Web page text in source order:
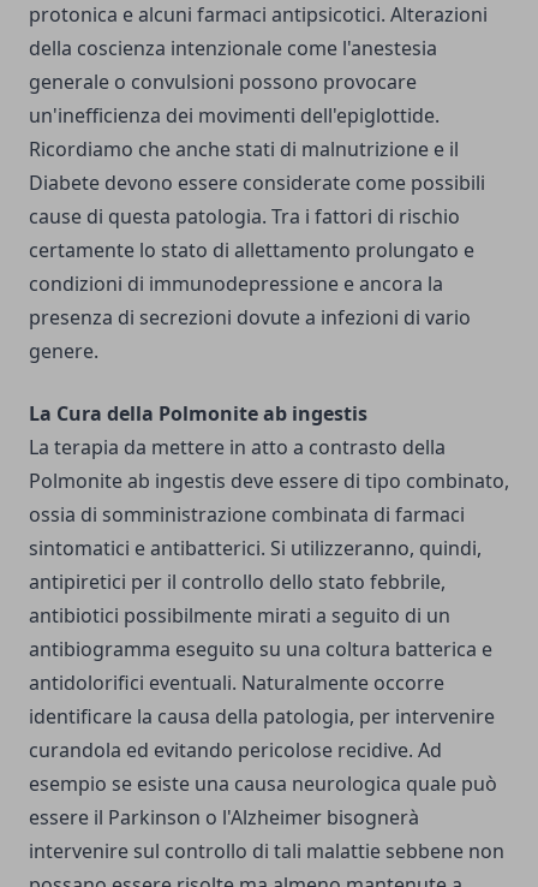
protonica e alcuni farmaci antipsicotici. Alterazioni
della coscienza intenzionale come l'anestesia
generale o convulsioni possono provocare
un'inefficienza dei movimenti dell'epiglottide.
Ricordiamo che anche stati di malnutrizione e il
Diabete devono essere considerate come possibili
cause di questa patologia. Tra i fattori di rischio
certamente lo stato di allettamento prolungato e
condizioni di immunodepressione e ancora la
presenza di secrezioni dovute a infezioni di vario
genere.
La Cura della Polmonite ab ingestis
La terapia da mettere in atto a contrasto della
Polmonite ab ingestis deve essere di tipo combinato,
ossia di somministrazione combinata di farmaci
sintomatici e antibatterici. Si utilizzeranno, quindi,
antipiretici per il controllo dello stato febbrile,
antibiotici possibilmente mirati a seguito di un
antibiogramma eseguito su una coltura batterica e
antidolorifici eventuali. Naturalmente occorre
identificare la causa della patologia, per intervenire
curandola ed evitando pericolose recidive. Ad
esempio se esiste una causa neurologica quale può
essere il Parkinson o l'Alzheimer bisognerà
intervenire sul controllo di tali malattie sebbene non